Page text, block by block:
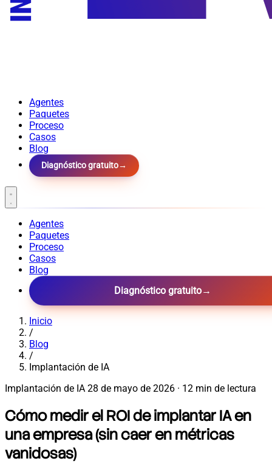
Agentes
Paquetes
Proceso
Casos
Blog
Diagnóstico gratuito→
Agentes
Paquetes
Proceso
Casos
Blog
Diagnóstico gratuito→
Inicio
/
Blog
/
Implantación de IA
Implantación de IA 28 de mayo de 2026 · 12 min de lectura
Cómo medir el ROI de implantar IA en
una empresa (sin caer en métricas
vanidosas)